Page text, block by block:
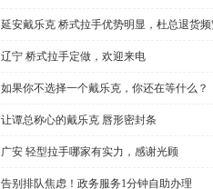
延安戴乐克 桥式拉手优势明显，杜总退货
辽宁 桥式拉手定做，欢迎来电
如果你不选择一个戴乐克，你还在等什么？
让谭总称心的戴乐克 唇形密封条
广安 轻型拉手哪家有实力，感谢光顾
告别排队焦虑！政务服务1分钟自助办理